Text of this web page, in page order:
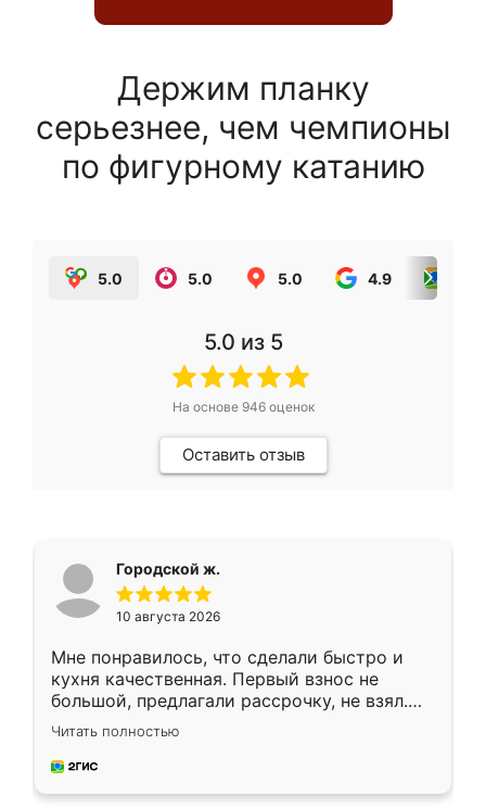
Держим планку
серьезнее, чем чемпионы
по фигурному катанию
5.0 5.0 5.0 4.9
5.0 из 5
На основе 946оценок
Оставить отзыв
Городской ж.
10 августа 2026
Мне понравилось, что сделали быстро и
кухня качественная. Первый взнос не
большой, предлагали рассрочку, не взял.
Ждал меньше месяца, сборщик с прямыми
руками. По цене вышло адекватно.
Рекомендую!
Читать полностью